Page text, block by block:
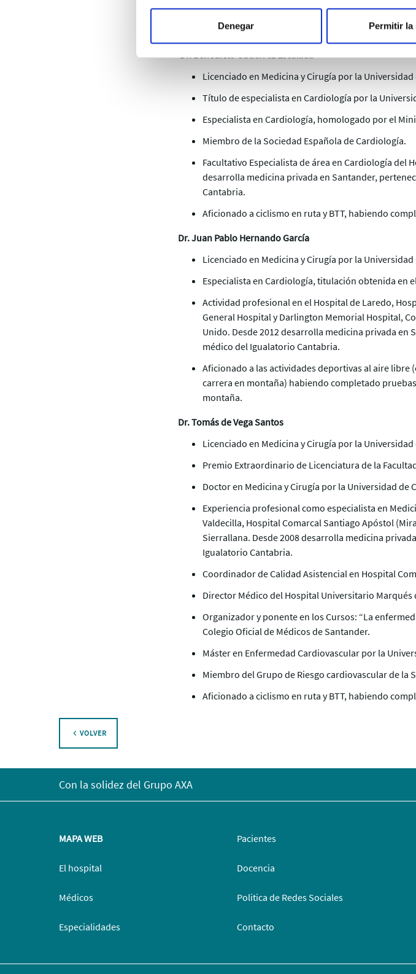
Denegar Permitir la
Médico S. Urgencias Hospital Valdecilla 1.984-1.991.
Médico S. Urgencias Clínica Mompía 1.998-2.015.
Dr. Benedicto Gutiérrez Escalada
Licenciado en Medicina y Cirugía por la Universidad
Título de especialista en Cardiología por la
Especialista en Cardiología, homologado por el
Miembro de la Sociedad Española de Cardiología.
Facultativo Especialista de área en Cardiología del
desarrolla medicina privada en Santander,
Cantabria.
Aficionado a ciclismo en ruta y BTT, habiendo
Dr. Juan Pablo Hernando García
Licenciado en Medicina y Cirugía por la
Especialista en Cardiología, titulación obtenida en
Actividad profesional en el Hospital de Laredo,
General Hospital y Darlington Memorial Hospital,
Unido. Desde 2012 desarrolla medicina privada
médico del Igualatorio Cantabria.
Aficionado a las actividades deportivas al aire libre
carrera en montaña) habiendo completado
montaña.
Dr. Tomás de Vega Santos
Licenciado en Medicina y Cirugía por la Universidad
Premio Extraordinario de Licenciatura de la
Doctor en Medicina y Cirugía por la Universidad de
Experiencia profesional como especialista en
Valdecilla, Hospital Comarcal Santiago Apóstol
Sierrallana. Desde 2008 desarrolla medicina
Igualatorio Cantabria.
Coordinador de Calidad Asistencial en Hospital
Director Médico del Hospital Universitario Marqués
Organizador y ponente en los Cursos: “La
Colegio Oficial de Médicos de Santander.
Máster en Enfermedad Cardiovascular por la
Miembro del Grupo de Riesgo cardiovascular de la
Aficionado a ciclismo en ruta y BTT, habiendo
VOLVER
Con la solidez del Grupo AXA
MAPA WEB
El hospital
Médicos
Especialidades
Pacientes
Docencia
Politica de Redes Sociales
Contacto